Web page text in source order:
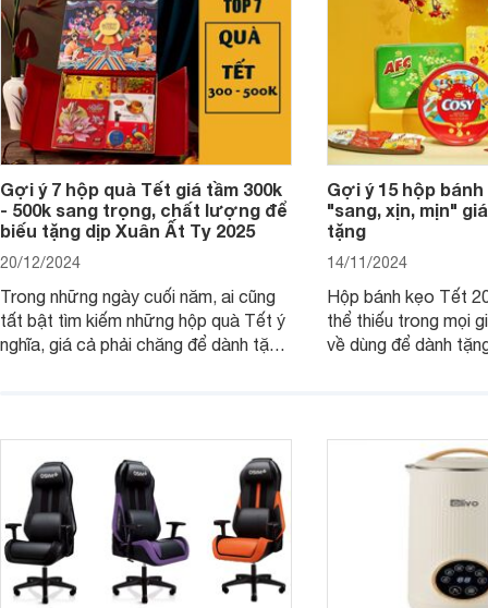
Gợi ý 7 hộp quà Tết giá tầm 300k
- 500k sang trọng, chất lượng để
biếu tặng dịp Xuân Ất Tỵ 2025
20/12/2024
Trong những ngày cuối năm, ai cũng
tất bật tìm kiếm những hộp quà Tết ý
nghĩa, giá cả phải chăng để dành tặng
- 500k đẹp mắt nhé.
Gợi ý 15 hộp
"sang, xịn, mịn"
tặng
14/11/2024
Hộp bánh kẹo Tết
thể thiếu trong mọi
về dùng để dành
2025 mới vừa sang,
mua sắm cuối năm.